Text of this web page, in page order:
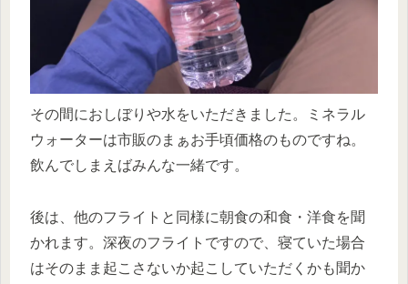
その間におしぼりや水をいただきました。ミネラル
ウォーターは市販のまぁお手頃価格のものですね。
飲んでしまえばみんな一緒です。
後は、他のフライトと同様に朝食の和食・洋食を聞
かれます。深夜のフライトですので、寝ていた場合
はそのまま起こさないか起こしていただくかも聞か